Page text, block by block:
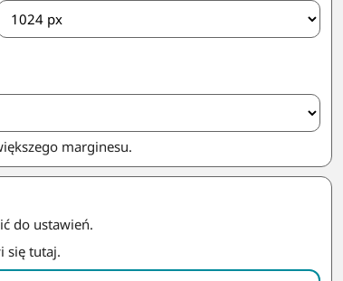
marginesu.
do ustawień.
się tutaj.